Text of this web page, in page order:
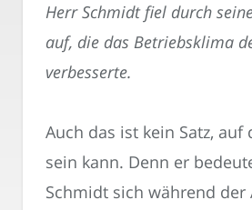
Herr Schmidt fiel durch
auf, die das Betriebsklima
verbesserte.
Auch das ist kein Satz, auf
sein kann. Denn er
Schmidt sich während der